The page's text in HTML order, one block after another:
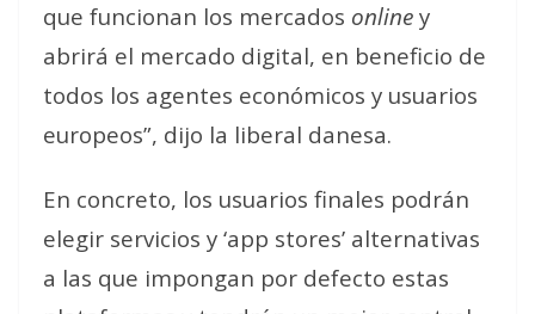
que funcionan los mercados online y
abrirá el mercado digital, en beneficio de
todos los agentes económicos y usuarios
europeos”, dijo la liberal danesa.
En concreto, los usuarios finales podrán
elegir servicios y ‘app stores’ alternativas
a las que impongan por defecto estas